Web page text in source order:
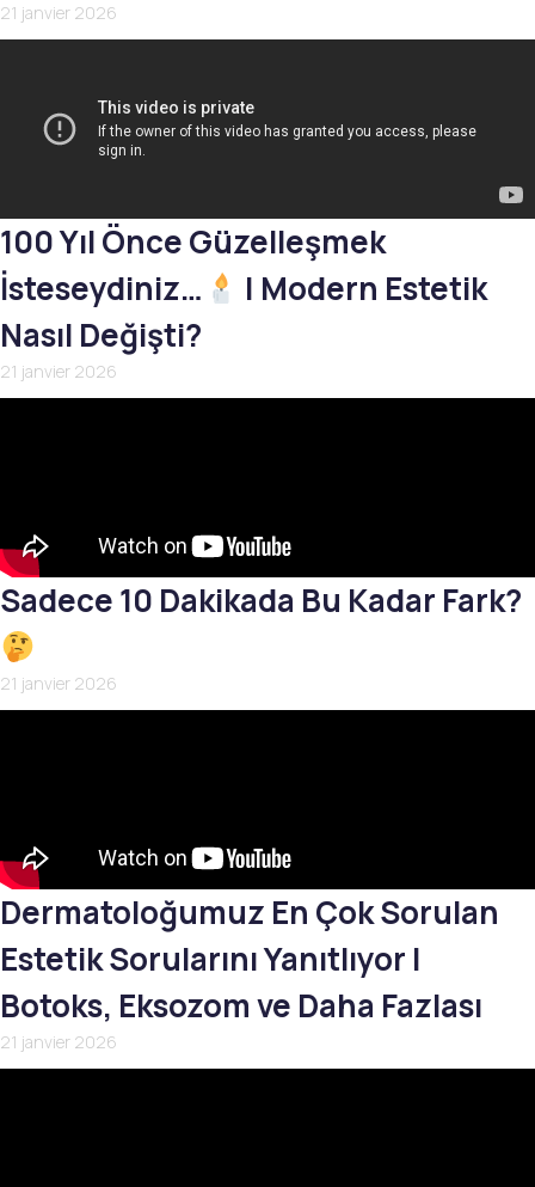
21 janvier 2026
100 Yıl Önce Güzelleşmek
İsteseydiniz…
| Modern Estetik
Nasıl Değişti?
21 janvier 2026
Sadece 10 Dakikada Bu Kadar Fark?
21 janvier 2026
Dermatoloğumuz En Çok Sorulan
Estetik Sorularını Yanıtlıyor |
Botoks, Eksozom ve Daha Fazlası
21 janvier 2026